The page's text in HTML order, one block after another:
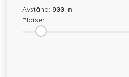
Avstånd: 900 m
Platser: